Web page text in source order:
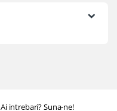
Ai intrebari? Suna-ne!